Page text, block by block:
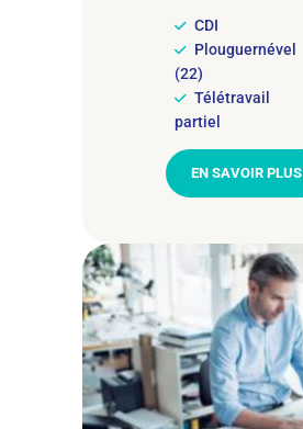
CDI
Plouguernével
(22)
Télétravail
partiel
EN SAVOIR PLUS